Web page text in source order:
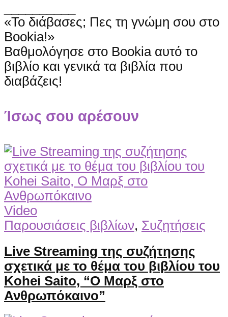
«Το διάβασες; Πες τη γνώμη σου στο
Bookia!»
Βαθμολόγησε στο Bookia αυτό το
βιβλίο και γενικά τα βιβλία που
διαβάζεις!
Ίσως σου αρέσουν
Video
Παρουσιάσεις βιβλίων, Συζητήσεις
Live Streaming της συζήτησης
σχετικά με το θέμα του βιβλίου του
Kohei Saito, “Ο Μαρξ στο
Ανθρωπόκαινο”